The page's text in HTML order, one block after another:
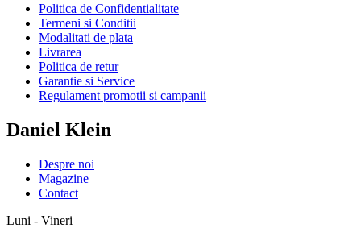
Politica de Confidentialitate
Termeni si Conditii
Modalitati de plata
Livrarea
Politica de retur
Garantie si Service
Regulament promotii si campanii
Daniel Klein
Despre noi
Magazine
Contact
Luni - Vineri